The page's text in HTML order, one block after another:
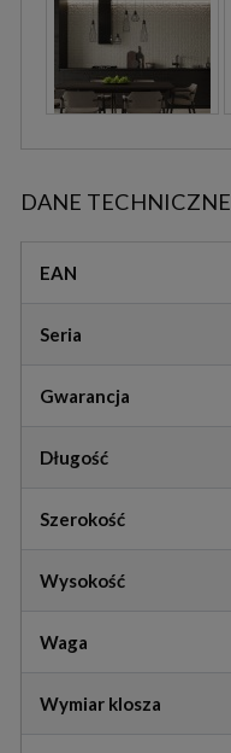
DANE TECHNICZNE
EAN
Seria
Gwarancja
Długość
Szerokość
Wysokość
Waga
Wymiar klosza